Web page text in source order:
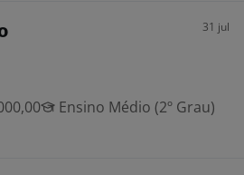
31 jul
Ensino Médio (2º Grau)